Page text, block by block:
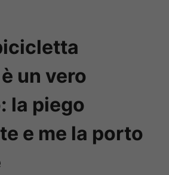
un vero
la piego
e me la porto